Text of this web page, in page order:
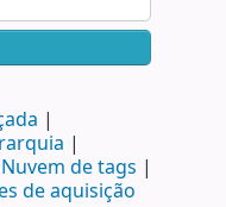
Nuvem de tags
de aquisição